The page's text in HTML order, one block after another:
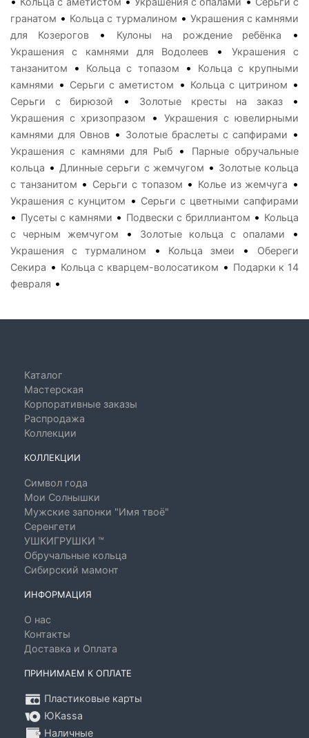
гранатом • Кольца с турмалином • Украшения с камнями
для Козерогов• Кулоны на рождение ребёнка •
Украшения с камнями для Водолеев •
Украшения с
танзанитом
• Кольца с топазом •
Кольца с крупными
камнями • Серьги с аметистом • Кольца с цитрином •
Серьги с бирюзой • Золотые кресты на заказ•
Украшения с хризопразом • Украшения с ювелирными
камнями для Овнов • Золотые браслеты с сапфирами •
Украшения с камнями для Рыб •
Парные обручальные
кольца •Длинные серьги с жемчугом • Золотые кольца
с танзанитом • Серьги с топазом • Колье из жемчуга •
Украшения с кунцитом • Серьги с цветными сапфирами
• Пусеты с камнями • Подвески с бриллиантом • Кольца
с черным жемчугом
• Золотые кольца с опалами •
Украшения с турмалином • Кольца змеи •
Обереги
Секира • Кольца с кварцем-волосатиком • Подарки к 14
февраля •
Каталог
Мастерская
Корпоративные заказы
Распродажа
Коллекции
КОЛЛЕКЦИИ
Символ года
Мои Солнышки
Мужские запонки "Имя твоё"
Серенгети
УШКИГРУШКИ ™
Обручальные кольца
Сибирский мамонт
ИНФОРМАЦИЯ
О нас
Контакты
Доставка и Оплата
ПРИНИМАЕМ К ОПЛАТЕ
Пластиковые карты
ЮKassa
Наличные